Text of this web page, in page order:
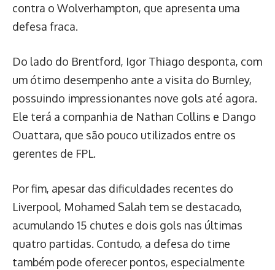
contra o Wolverhampton, que apresenta uma
defesa fraca.
Do lado do Brentford, Igor Thiago desponta, com
um ótimo desempenho ante a visita do Burnley,
possuindo impressionantes nove gols até agora.
Ele terá a companhia de Nathan Collins e Dango
Ouattara, que são pouco utilizados entre os
gerentes de FPL.
Por fim, apesar das dificuldades recentes do
Liverpool, Mohamed Salah tem se destacado,
acumulando 15 chutes e dois gols nas últimas
quatro partidas. Contudo, a defesa do time
também pode oferecer pontos, especialmente